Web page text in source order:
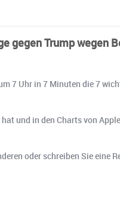
gegen Trump wegen
7 Uhr in 7 Minuten die 7
und in den Charts von
oder schreiben Sie eine